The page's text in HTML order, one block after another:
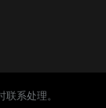
系处理。